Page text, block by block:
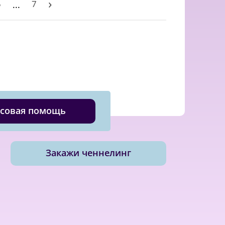
... 7
помощь
Закажи ченнелинг